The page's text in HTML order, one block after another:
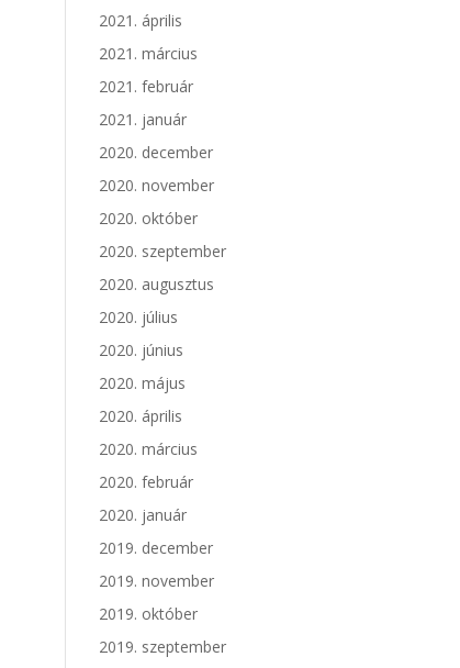
2021. április
2021. március
2021. február
2021. január
2020. december
2020. november
2020. október
2020. szeptember
2020. augusztus
2020. július
2020. június
2020. május
2020. április
2020. március
2020. február
2020. január
2019. december
2019. november
2019. október
2019. szeptember